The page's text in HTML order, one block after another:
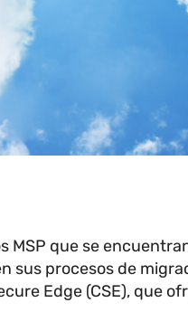
MSP que se
sus procesos de
Edge (CSE), que